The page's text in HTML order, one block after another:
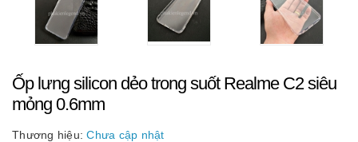
Ốp lưng silicon dẻo trong suốt Realme C2 siêu
mỏng 0.6mm
Thương hiệu: Chưa cập nhật